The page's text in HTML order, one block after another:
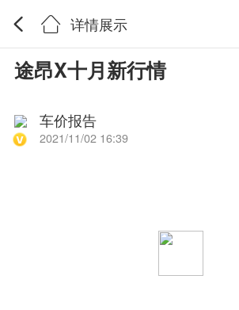
详情展示
途昂X十月新行情
车价报告
2021/11/02 16:39